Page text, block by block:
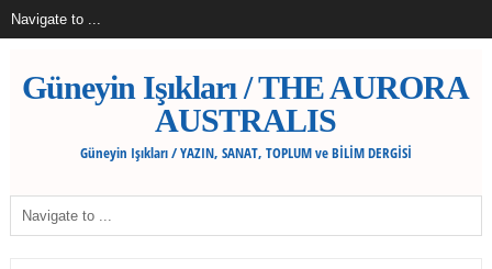
Güneyin Işıkları / THE AURORA
AUSTRALIS
Güneyin Işıkları / YAZIN, SANAT, TOPLUM ve BİLİM DERGİSİ